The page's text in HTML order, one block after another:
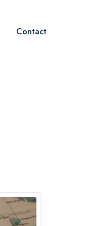
Contact